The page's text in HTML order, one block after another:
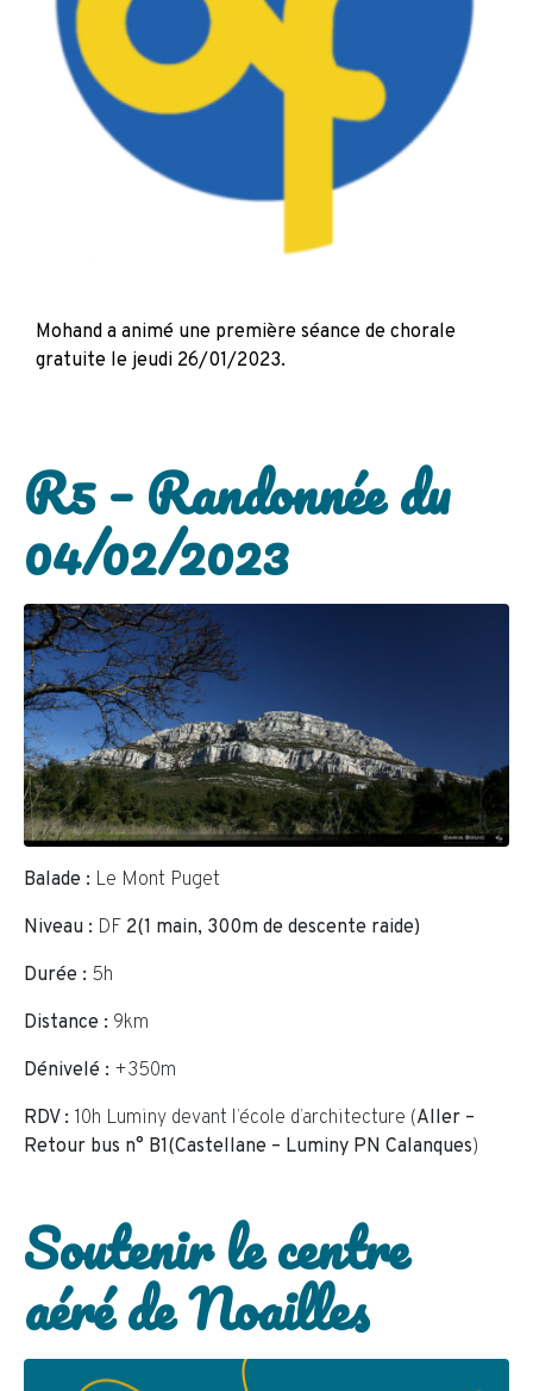
Mohand a animé une première séance de chorale
gratuite le jeudi 26/01/2023.
R5 – Randonnée du
04/02/2023
Balade : Le Mont Puget
Niveau : DF 2(1 main, 300m de descente raide)
Durée : 5h
Distance : 9km
Dénivelé : +350m
RDV : 10h Luminy devant l’école d’architecture (Aller –
Retour bus n° B1(Castellane – Luminy PN Calanques)
Soutenir le centre
aéré de Noailles